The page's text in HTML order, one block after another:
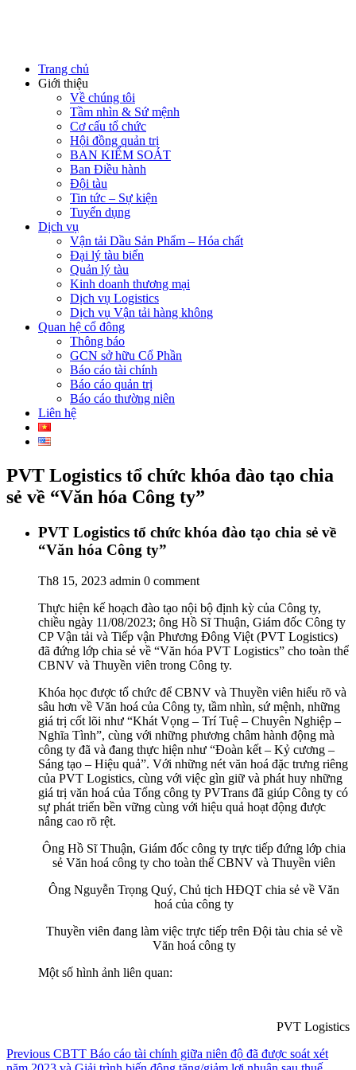
Trang chủ
Giới thiệu
Về chúng tôi
Tầm nhìn & Sứ mệnh
Cơ cấu tổ chức
Hội đồng quản trị
BAN KIỂM SOÁT
Ban Điều hành
Đội tàu
Tin tức – Sự kiện
Tuyển dụng
Dịch vụ
Vận tải Dầu Sản Phẩm – Hóa chất
Đại lý tàu biển
Quản lý tàu
Kinh doanh thương mại
Dịch vụ Logistics
Dịch vụ Vận tải hàng không
Quan hệ cổ đông
Thông báo
GCN sở hữu Cổ Phần
Báo cáo tài chính
Báo cáo quản trị
Báo cáo thường niên
Liên hệ
PVT Logistics tổ chức khóa đào tạo chia
sẻ về “Văn hóa Công ty”
PVT Logistics tổ chức khóa đào tạo chia sẻ về
“Văn hóa Công ty”
Th8 15, 2023 admin 0 comment
Thực hiện kế hoạch đào tạo nội bộ định kỳ của Công ty,
chiều ngày 11/08/2023; ông Hồ Sĩ Thuận, Giám đốc Công ty
CP Vận tải và Tiếp vận Phương Đông Việt (PVT Logistics)
đã đứng lớp chia sẻ về “Văn hóa PVT Logistics” cho toàn thể
CBNV và Thuyền viên trong Công ty.
Khóa học được tổ chức để CBNV và Thuyền viên hiểu rõ và
sâu hơn về Văn hoá của Công ty, tầm nhìn, sứ mệnh, những
giá trị cốt lõi như “Khát Vọng – Trí Tuệ – Chuyên Nghiệp –
Nghĩa Tình”, cùng với những phương châm hành động mà
công ty đã và đang thực hiện như “Đoàn kết – Kỷ cương –
Sáng tạo – Hiệu quả”. Với những nét văn hoá đặc trưng riêng
của PVT Logistics, cùng với việc gìn giữ và phát huy những
giá trị văn hoá của Tổng công ty PVTrans đã giúp Công ty có
sự phát triển bền vững cùng với hiệu quả hoạt động được
nâng cao rõ rệt.
Ông Hồ Sĩ Thuận, Giám đốc công ty trực tiếp đứng lớp chia
sẻ Văn hoá công ty cho toàn thể CBNV và Thuyền viên
Ông Nguyễn Trọng Quý, Chủ tịch HĐQT chia sẻ về Văn
hoá của công ty
Thuyền viên đang làm việc trực tiếp trên Đội tàu chia sẻ về
Văn hoá công ty
Một số hình ảnh liên quan:
PVT Logistics
Điều
Previous Previous
post:
CBTT Báo cáo tài chính giữa niên độ đã được soát xét